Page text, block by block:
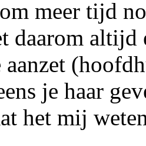
meer tijd
daarom altijd
je haar
het mij